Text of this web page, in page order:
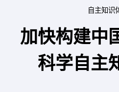
自主知识
加快构建中
科学自主